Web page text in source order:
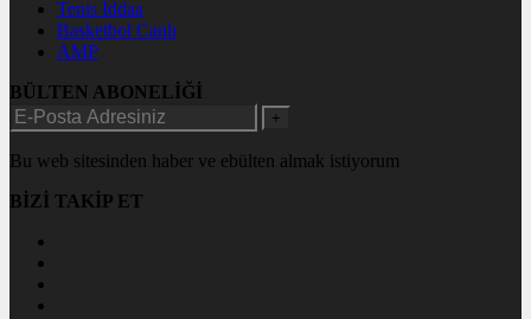
Tenis İddaa
Basketbol Canlı
AMP
BÜLTEN ABONELİĞİ
+
Bu web sitesinden haber ve ebülten almak istiyorum
BİZİ TAKİP ET